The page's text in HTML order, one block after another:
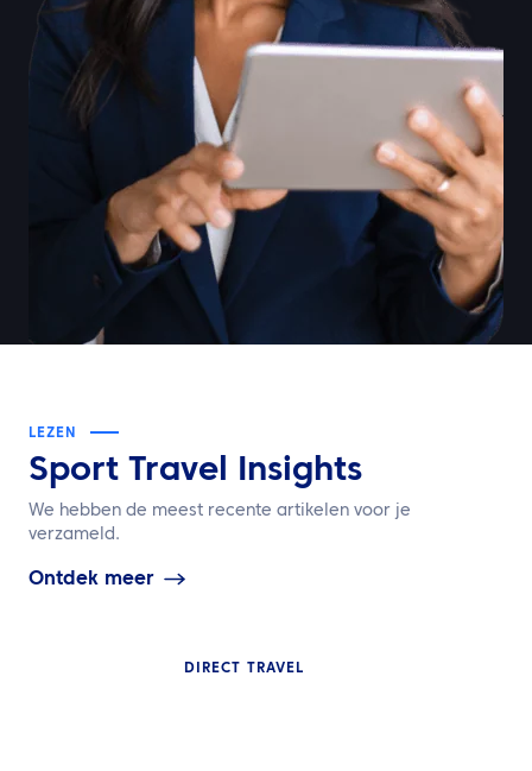
LEZEN
Sport Travel Insights
We hebben de meest recente artikelen voor je
verzameld.
Ontdek meer
DIRECT TRAVEL